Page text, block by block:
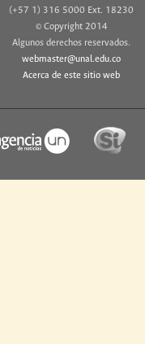
(+57 1) 316 5000 Ext. 18230
© Copyright 2014
Algunos derechos reservados.
webmaster@unal.edu.co
Acerca de este sitio web